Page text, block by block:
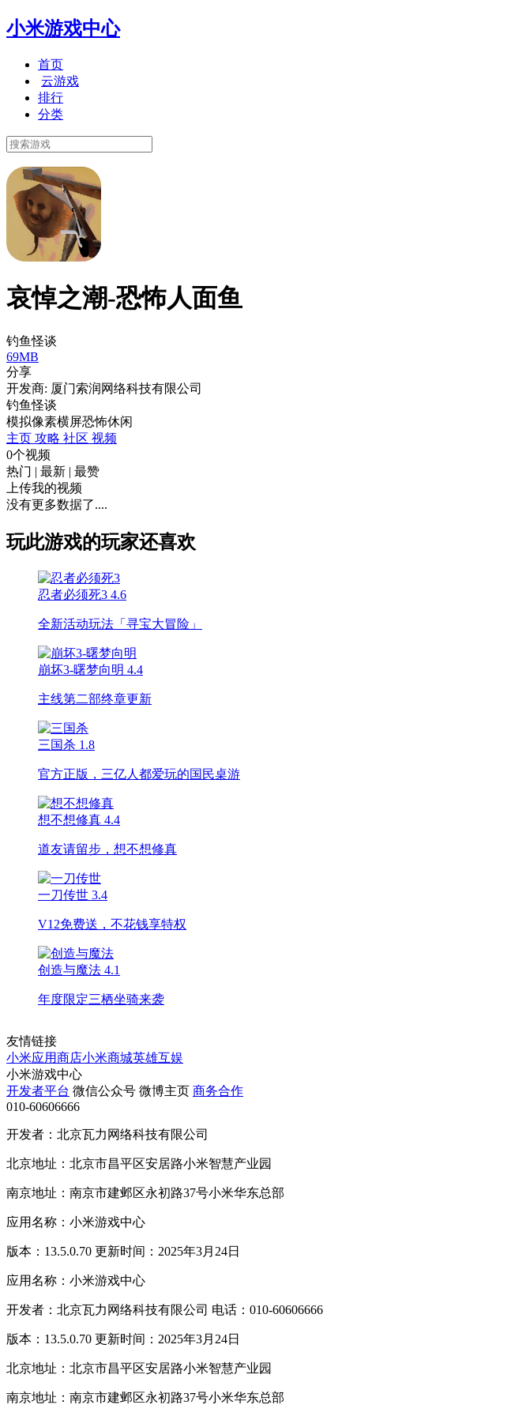
小米游戏中心
首页
云游戏
排行
分类
哀悼之潮-恐怖人面鱼
钓鱼怪谈
69MB
分享
开发商: 厦门索润网络科技有限公司
钓鱼怪谈
模拟像素横屏恐怖休闲
主页 攻略 社区 视频
0个视频
热门 | 最新 | 最赞
上传我的视频
没有更多数据了....
玩此游戏的玩家还喜欢
忍者必须死3 4.6
全新活动玩法「寻宝大冒险」
崩坏3-曙梦向明 4.4
主线第二部终章更新
三国杀 1.8
官方正版，三亿人都爱玩的国民桌游
想不想修真 4.4
道友请留步，想不想修真
一刀传世 3.4
V12免费送，不花钱享特权
创造与魔法 4.1
年度限定三栖坐骑来袭
友情链接
小米应用商店小米商城英雄互娱
小米游戏中心
开发者平台 微信公众号 微博主页 商务合作
010-60606666
开发者：北京瓦力网络科技有限公司
北京地址：北京市昌平区安居路小米智慧产业园
南京地址：南京市建邺区永初路37号小米华东总部
应用名称：小米游戏中心
版本：13.5.0.70 更新时间：2025年3月24日
应用名称：小米游戏中心
开发者：北京瓦力网络科技有限公司 电话：010-60606666
版本：13.5.0.70 更新时间：2025年3月24日
北京地址：北京市昌平区安居路小米智慧产业园
南京地址：南京市建邺区永初路37号小米华东总部